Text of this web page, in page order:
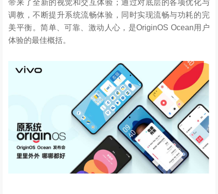
带来了全新的视觉和交互体验；通过对底层的各项优化与
调教，不断提升系统流畅体验，同时实现流畅与功耗的完
美平衡。简单、可靠、激动人心，是OriginOS Ocean用户
体验的最佳概括。